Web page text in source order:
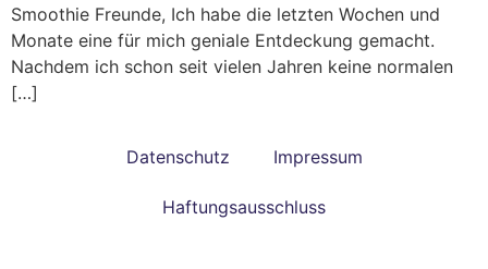
Smoothie Freunde, Ich habe die letzten Wochen und
Monate eine für mich geniale Entdeckung gemacht.
Nachdem ich schon seit vielen Jahren keine normalen
[…]
Datenschutz Impressum
Haftungsausschluss